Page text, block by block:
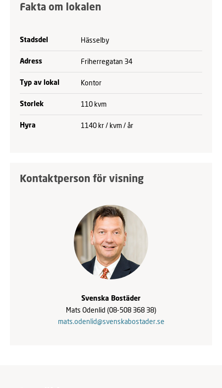
Fakta om lokalen
Stadsdel Hässelby
Adress Friherregatan 34
Typ av lokal Kontor
Storlek 110 kvm
Hyra 1140 kr / kvm / år
Kontaktperson för visning
Svenska Bostäder
Mats Odenlid (08-508 368 38)
mats.odenlid@svenskabostader.se